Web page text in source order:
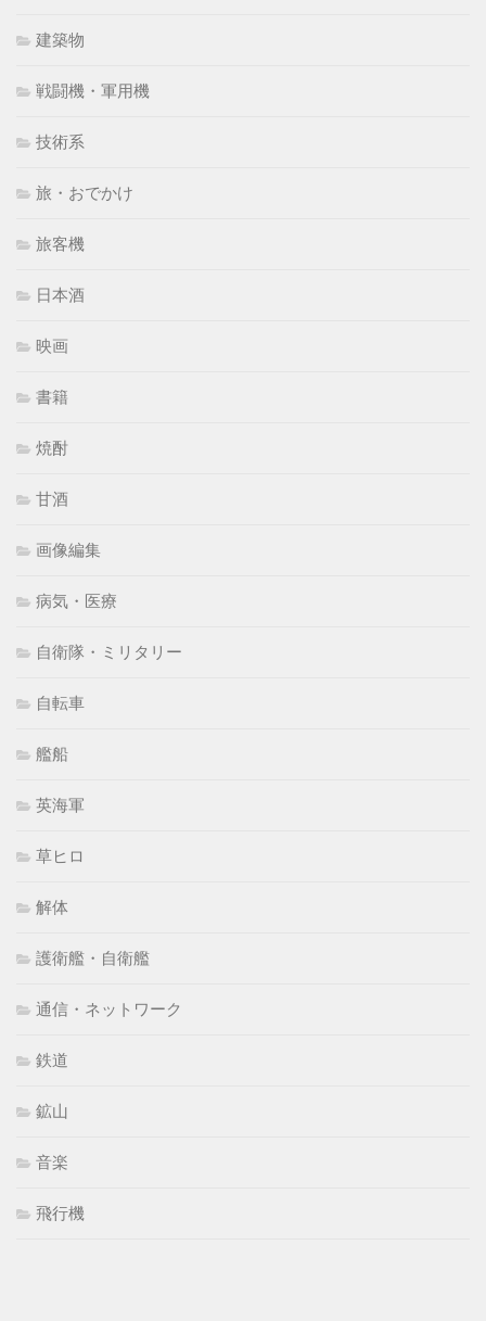
建築物
戦闘機・軍用機
技術系
旅・おでかけ
旅客機
日本酒
映画
書籍
焼酎
甘酒
画像編集
病気・医療
自衛隊・ミリタリー
自転車
艦船
英海軍
草ヒロ
解体
護衛艦・自衛艦
通信・ネットワーク
鉄道
鉱山
音楽
飛行機